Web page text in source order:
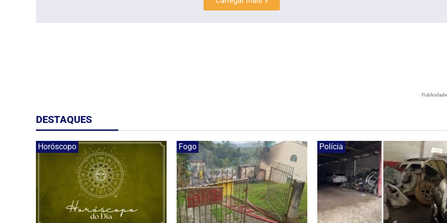
Publicidade
DESTAQUES
Horóscopo Fogo Polícia